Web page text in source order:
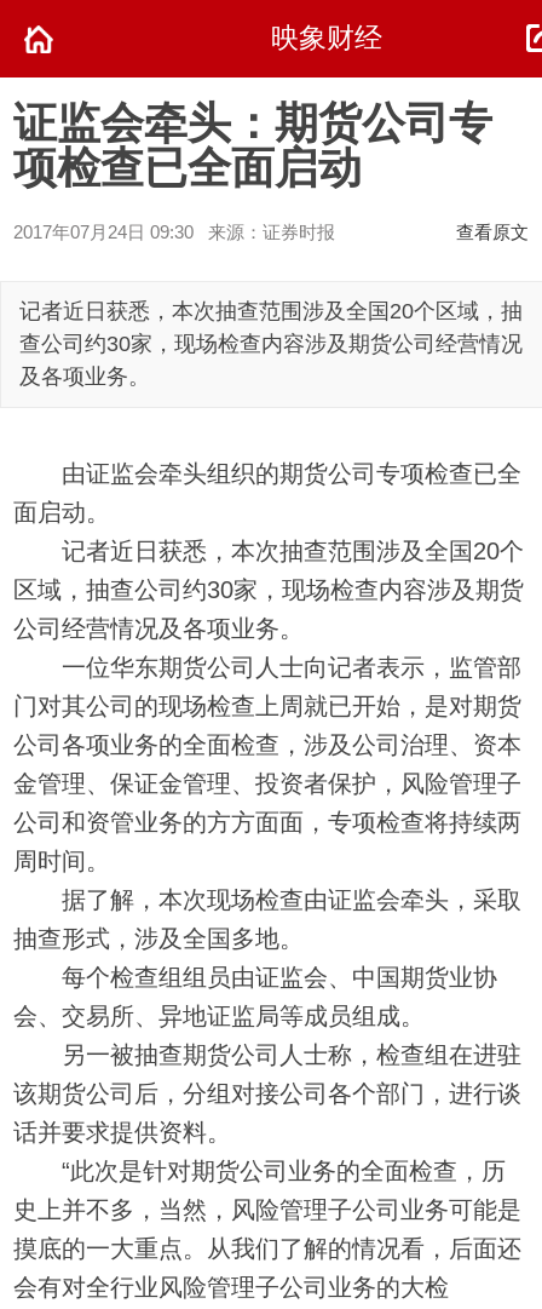
映象财经
证监会牵头：期货公司专
项检查已全面启动
2017年07月24日 09:30 来源：证券时报 查看原文
记者近日获悉，本次抽查范围涉及全国20个区域，抽
查公司约30家，现场检查内容涉及期货公司经营情况
及各项业务。
由证监会牵头组织的期货公司专项检查已全
面启动。
记者近日获悉，本次抽查范围涉及全国20个
区域，抽查公司约30家，现场检查内容涉及期货
公司经营情况及各项业务。
一位华东期货公司人士向记者表示，监管部
门对其公司的现场检查上周就已开始，是对期货
公司各项业务的全面检查，涉及公司治理、资本
金管理、保证金管理、投资者保护，风险管理子
公司和资管业务的方方面面，专项检查将持续两
周时间。
据了解，本次现场检查由证监会牵头，采取
抽查形式，涉及全国多地。
每个检查组组员由证监会、中国期货业协
会、交易所、异地证监局等成员组成。
另一被抽查期货公司人士称，检查组在进驻
该期货公司后，分组对接公司各个部门，进行谈
话并要求提供资料。
“此次是针对期货公司业务的全面检查，历
史上并不多，当然，风险管理子公司业务可能是
摸底的一大重点。从我们了解的情况看，后面还
会有对全行业风险管理子公司业务的大检